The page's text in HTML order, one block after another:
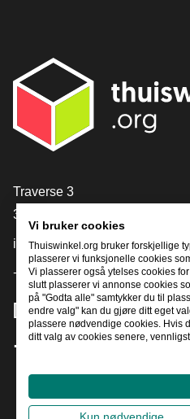
[_General:Contact]
Traverse 3
3905 NL Veenendaal
info@thuiswinkel.org
+31 (0)318 64 85 75
Vi bruker cookies
Thuiswinkel.org bruker forskjellige
plasserer vi funksjonelle cookies
Vi plasserer også ytelses cookies
slutt plasserer vi annonse cookies
på "Godta alle" samtykker du til
endre valg" kan du gjøre ditt eget
plassere nødvendige cookies. Hvis
ditt valg av cookies senere,